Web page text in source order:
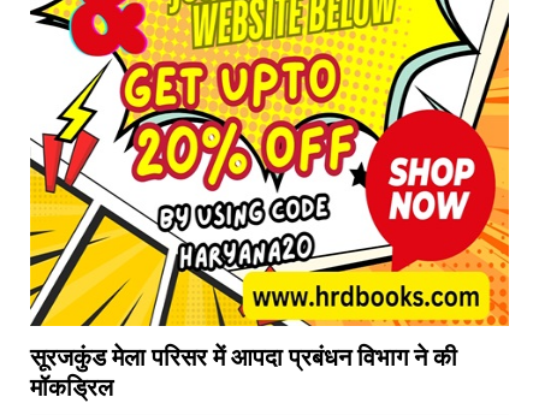
सूरजकुंड मेला परिसर में आपदा प्रबंधन विभाग ने की
मॉकड्रिल